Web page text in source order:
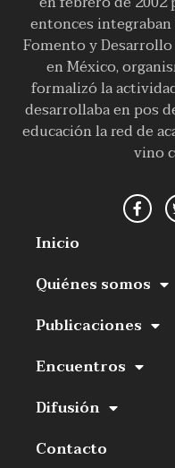
entonces
Fomento y
en México,
formalizó la
desarrollaba en pos
educación la red de
vino
Inicio
Quiénes somos
Publicaciones
Encuentros
Difusión
Contacto